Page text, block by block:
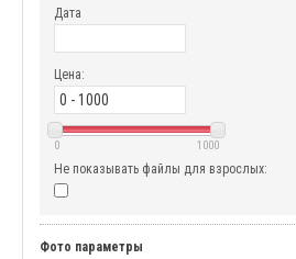
Дата
Цена:
0 1000
Не показывать файлы для взрослых:
Фото параметры